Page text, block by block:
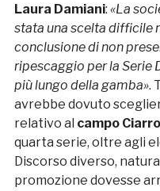
Laura Damiani: «La
stata una scelta difficile
conclusione di non
ripescaggio per la Serie
più lungo della gamba».
avrebbe dovuto
relativo al campo
quarta serie, oltre agli
Discorso diverso,
promozione dovesse